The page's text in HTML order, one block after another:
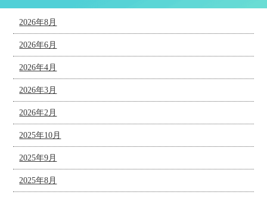
2026年8月
2026年6月
2026年4月
2026年3月
2026年2月
2025年10月
2025年9月
2025年8月